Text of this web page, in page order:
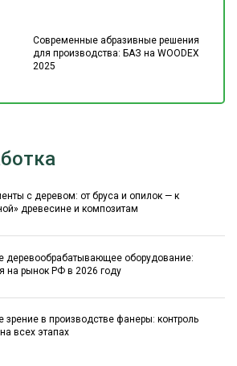
Современные абразивные решения
для производства: БАЗ на WOODEX
2025
с деревом: от бруса и опилок — к
древесине и композитам
деревообрабатывающее оборудование:
на рынок РФ в 2026 году
зрение в производстве фанеры: контроль
всех этапах